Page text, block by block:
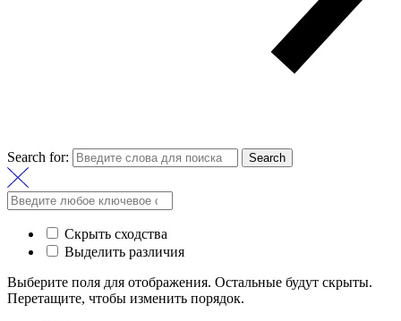
Search for: Search
Скрыть сходства
Выделить различия
Выберите поля для отображения. Остальные будут скрыты.
Перетащите, чтобы изменить порядок.